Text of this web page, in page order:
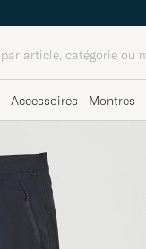
Accessoires Montres